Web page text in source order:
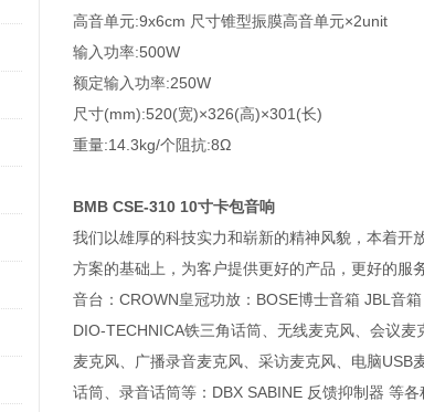
高音单元:9x6cm 尺寸锥型振膜高音单元×2unit
输入功率:500W
额定输入功率:250W
尺寸(mm):520(宽)×326(高)×301(长)
重量:14.3kg/个阻抗:8Ω
BMB CSE-310 10寸卡包音响
我们以雄厚的科技实力和崭新的精神风貌，本着开
方案的基础上，为客户提供更好的产品，更好的服
音台：CROWN皇冠功放：BOSE博士音箱 JBL音
DIO-TECHNICA铁三角话筒、无线麦克风、会议
麦克风、广播录音麦克风、采访麦克风、电脑
话筒、录音话筒等：DBX SABINE 反馈抑制器 等